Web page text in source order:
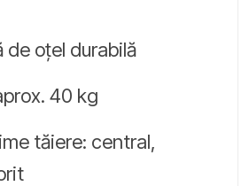
de oțel durabilă
40 kg
tăiere: central,